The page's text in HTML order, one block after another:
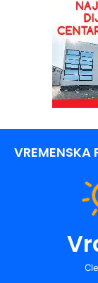
VREMENSKA